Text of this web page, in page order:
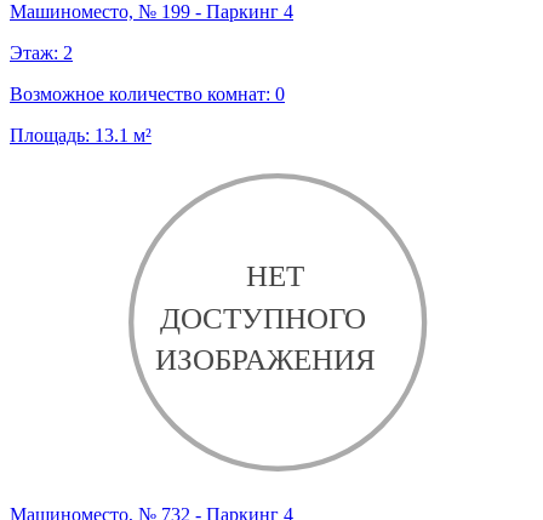
Машиноместо, № 199 - Паркинг 4
Этаж: 2
Возможное количество комнат: 0
Площадь: 13.1 м²
Машиноместо, № 732 - Паркинг 4